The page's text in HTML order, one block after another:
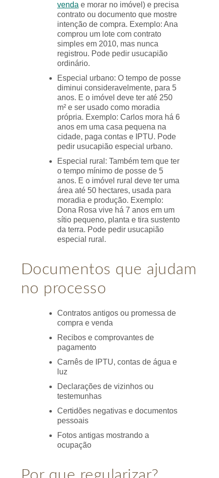
venda e morar no imóvel) e precisa
contrato ou documento que mostre
intenção de compra. Exemplo: Ana
comprou um lote com contrato
simples em 2010, mas nunca
registrou. Pode pedir usucapião
ordinário.
Especial urbano: O tempo de posse
diminui consideravelmente, para 5
anos. E o imóvel deve ter até 250
m² e ser usado como moradia
própria. Exemplo: Carlos mora há 6
anos em uma casa pequena na
cidade, paga contas e IPTU. Pode
pedir usucapião especial urbano.
Especial rural: Também tem que ter
o tempo mínimo de posse de 5
anos. E o imóvel rural deve ter uma
área até 50 hectares, usada para
moradia e produção. Exemplo:
Dona Rosa vive há 7 anos em um
sítio pequeno, planta e tira sustento
da terra. Pode pedir usucapião
especial rural.
Documentos que ajudam
no processo
Contratos antigos ou promessa de
compra e venda
Recibos e comprovantes de
pagamento
Carnês de IPTU, contas de água e
luz
Declarações de vizinhos ou
testemunhas
Certidões negativas e documentos
pessoais
Fotos antigas mostrando a
ocupação